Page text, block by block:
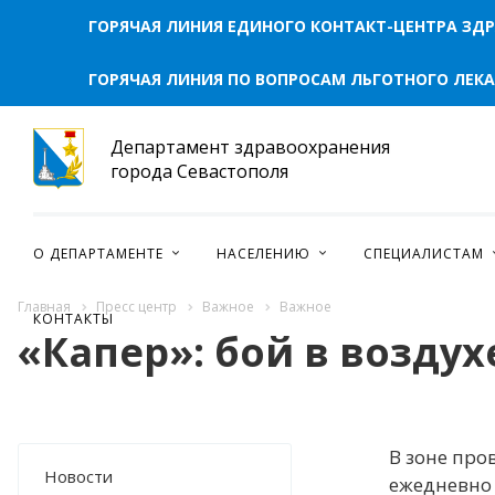
Главная Пресс центр Важное Важное
«Капер»: бой в
Новости
В зоне
ГОРЯЧАЯ ЛИНИЯ ЕДИНОГО КОНТАКТ-ЦЕНТРА
ГОРЯЧАЯ ЛИНИЯ ПО ВОПРОСАМ ЛЬГОТНОГО
Департамент здравоохранения
города Севастополя
О ДЕПАРТАМЕНТЕ НАСЕЛЕНИЮ СПЕЦИАЛИСТАМ
КОНТАКТЫ
НАЦИОНАЛЬНЫЙ ПРОЕКТ "ПРОДОЛЖИТЕЛЬНАЯ И
НАЦИОНАЛЬНЫЙ ПРОЕКТ "СЕМЬЯ"